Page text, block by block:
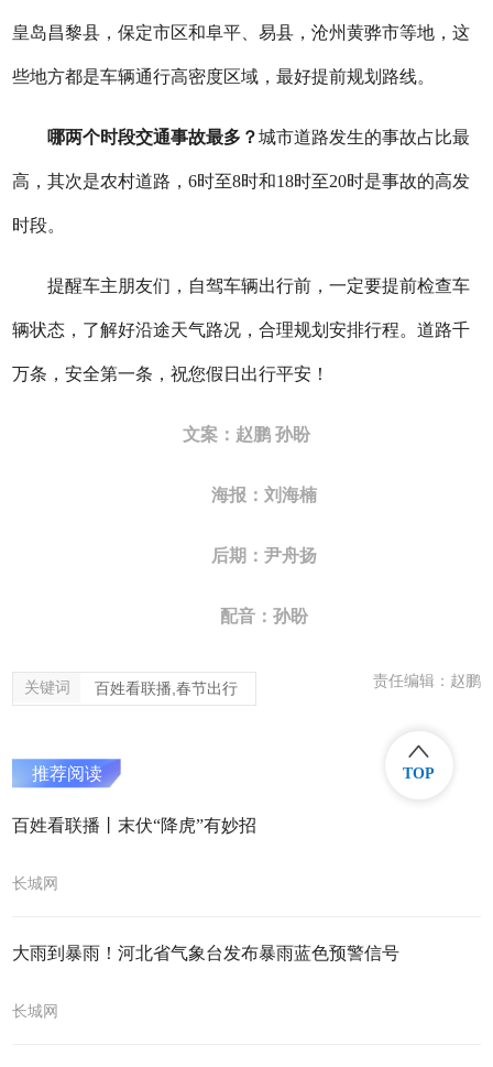
皇岛昌黎县，保定市区和阜平、易县，沧州黄骅市等地，这
些地方都是车辆通行高密度区域，最好提前规划路线。
哪两个时段交通事故最多？城市道路发生的事故占比最
高，其次是农村道路，6时至8时和18时至20时是事故的高发
时段。
提醒车主朋友们，自驾车辆出行前，一定要提前检查车
辆状态，了解好沿途天气路况，合理规划安排行程。道路千
万条，安全第一条，祝您假日出行平安！
文案：赵鹏 孙盼
海报：刘海楠
后期：尹舟扬
配音：孙盼
关键词 百姓看联播,春节出行 责任编辑：赵鹏
推荐阅读
百姓看联播丨末伏“降虎”有妙招
长城网
大雨到暴雨！河北省气象台发布暴雨蓝色预警信号
长城网
TOP